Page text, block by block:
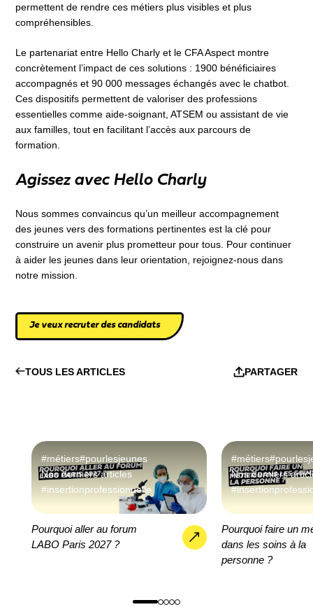
permettent de rendre ces métiers plus visibles et plus
compréhensibles.
Le partenariat entre Hello Charly et le CFA Aspect montre
concrètement l’impact de ces solutions : 1900 bénéficiaires
accompagnés et 90 000 messages échangés avec le chatbot.
Ces dispositifs permettent de valoriser des professions
essentielles comme aide-soignant, ATSEM ou assistant de vie
aux familles, tout en facilitant l’accès aux parcours de
formation.
Agissez avec Hello Charly
Nous sommes convaincus qu’un meilleur accompagnement
des jeunes vers des formations pertinentes est la clé pour
construire un avenir plus prometteur pour tous. Pour continuer
à aider les jeunes dans leur orientation, rejoignez-nous dans
notre mission.
Je veux recruter des candidats
TOUS LES ARTICLES PARTAGER
#métiers#pourlesjeunes
Nos derniers articles
#insertionprofessionnelle
Pourquoi aller au forum
LABO Paris 2027 ?
#métiers
Nos derniers
Pourquoi faire un
dans les soins à la
personne ?